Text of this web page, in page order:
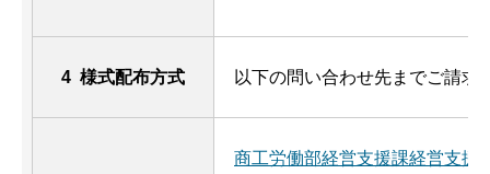
4 様式配布方式 以下の問い合わせ先までご請求
商工労働部経営支援課経営支援